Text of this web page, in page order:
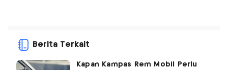
Berita Terkait
Kapan Kampas Rem Mobil Perlu